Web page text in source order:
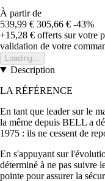
À partir de
539,99 € 305,66 € -43%
+15,28 € offerts sur votre
validation de votre
Loading...
Description
LA RÉFÉRENCE
En tant que leader sur le
la même depuis BELL a
1975 : ils ne cessent de
En s'appuyant sur
déterminé à ne pas suivre
pointe pour assurer la